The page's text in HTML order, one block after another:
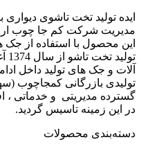
ایده تولید تخت تاشوی دیواری
این محصول با استفاده از جک
تولیدی بازرگانی کمجاچوب
گسترده مدیریتی و خدماتی ،
در این زمینه تاسیس گردید.
دسته‌بندی محصولات